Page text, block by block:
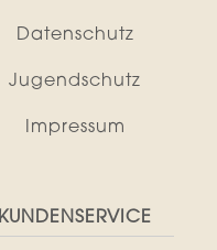
Datenschutz
Jugendschutz
Impressum
KUNDENSERVICE